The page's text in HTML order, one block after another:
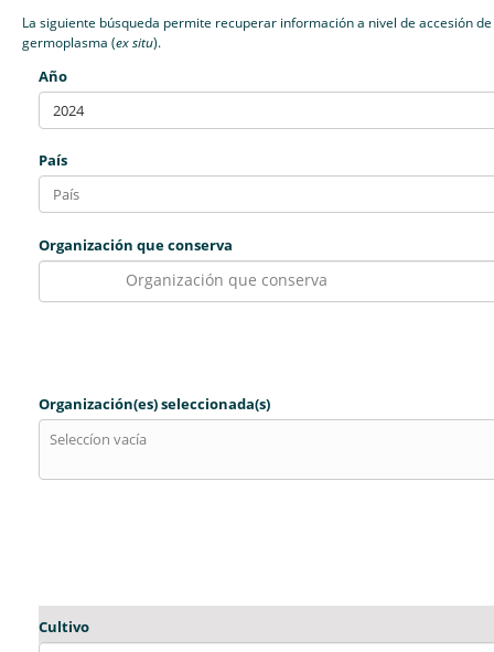
La siguiente búsqueda permite recuperar información a nivel de accesión
germoplasma (ex situ).
Año
2024
País
Organización que conserva
Organización que conserva
Organización(es) seleccionada(s)
Seleccíon vacía
Cultivo